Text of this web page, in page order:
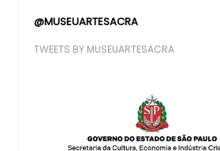
@MUSEUARTESACRA
TWEETS BY MUSEUARTESACRA